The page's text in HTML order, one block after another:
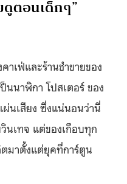
ดูตอนเด็กๆ”
เฟ่และร้านชำขายของ
นนาฬิกา โปสเตอร์ ของ
นเสียง ซึ่งแน่นอนว่านี่
นเทจ แต่ของเกือบทุก
มาตั้งแต่ยุคที่การ์ตูน